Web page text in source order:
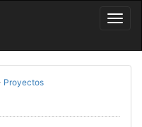
Proyectos